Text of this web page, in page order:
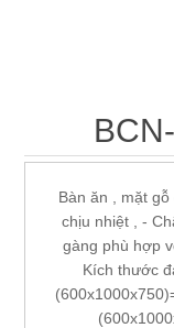
Bàn ăn , mặt
chịu nhiệt , -
gàng phù hợp
Kích thước